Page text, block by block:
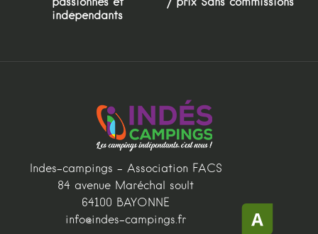
passionnés et
indépendants
/ prix Sans commissions
Indes-campings - Association FACS
84 avenue Maréchal soult
64100 BAYONNE
info@indes-campings.fr